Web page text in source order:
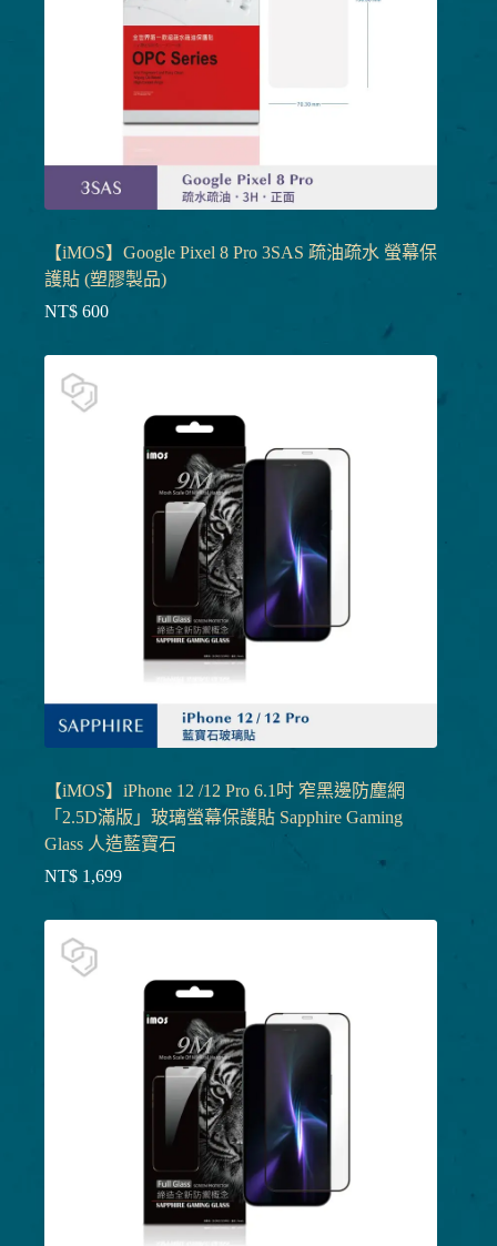
【iMOS】Google Pixel 8 Pro 3SAS 疏油疏水 螢幕保
護貼 (塑膠製品)
NT$ 600
【iMOS】iPhone 12 /12 Pro 6.1吋 窄黑邊防塵網
「2.5D滿版」玻璃螢幕保護貼 Sapphire Gaming
Glass 人造藍寶石
NT$ 1,699